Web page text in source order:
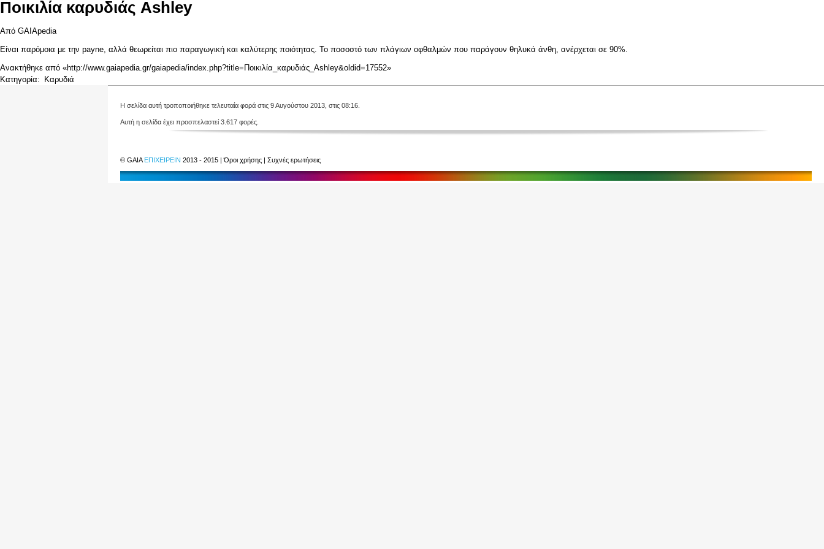
Ποικιλία καρυδιάς Ashley
Από GAIApedia
Είναι παρόμοια με την payne , αλλά θεωρείται πιο παραγωγική και καλύτερης ποιότητας. Το ποσοστό των πλάγιων οφθαλμών που παράγουν θηλυκά άνθη, ανέρχεται σε 90%.
Ανακτήθηκε από «http://www.gaiapedia.gr/gaiapedia/index.php?title=Ποικιλία_καρυδιάς_Ashley&oldid=17552»
Κατηγορία: Καρυδιά
Η σελίδα αυτή τροποποιήθηκε τελευταία φορά στις 9 Αυγούστου 2013, στις 08:16.
Αυτή η σελίδα έχει προσπελαστεί 3.617 φορές.
© GAIA ΕΠΙΧΕΙΡΕΙΝ 2013 - 2015 |Όροι χρήσης | Συχνές ερωτήσεις